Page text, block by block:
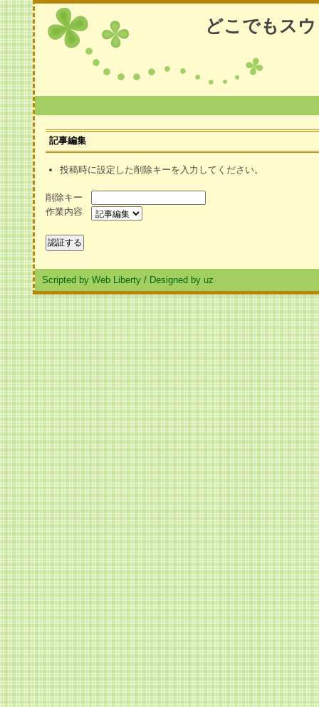
どこでもス
記事編集
投稿時に設定した削除キーを入力してください。
削除キー
作業内容
Scripted by Web Liberty / Designed by uz